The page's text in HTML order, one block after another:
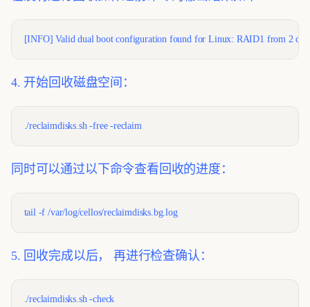
[INFO] Valid dual boot configuration found for Linux: RAID1 from 2
4. 开始回收磁盘空间：
./reclaimdisks.sh -free -reclaim
同时可以通过以下命令查看回收的进度：
tail -f /var/log/cellos/reclaimdisks.bg.log
5. 回收完成以后， 再进行检查确认：
./reclaimdisks.sh -check